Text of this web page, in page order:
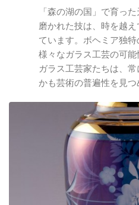
「森の湖の国」で育っ
磨かれた技は、時を越
ています。ボヘミア独特
様々なガラス工芸の可
ガラス工芸家たちは、
かも芸術の普遍性を見つ